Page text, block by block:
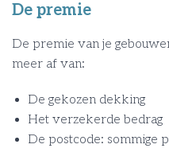
De premie
De premie van je
meer af van:
De gekozen dekking
Het verzekerde bedrag
De postcode: sommige